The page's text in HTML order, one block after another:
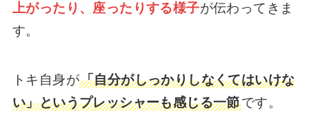
上がったり、座ったりする様子が伝わってきま
す。
トキ自身が「自分がしっかりしなくてはいけな
い」というプレッシャーも感じる一節です。